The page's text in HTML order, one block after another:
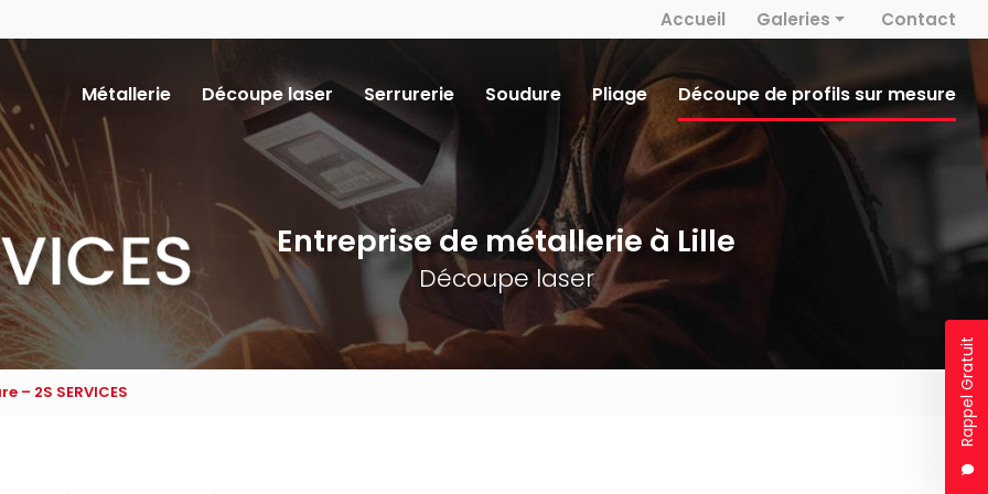
Rappel Gratuit
Accueil Galeries
Métallerie
Découpe laser
Serrurerie
Contact
Métallerie Découpe laser Serrurerie Soudure Pliage Découpe de profils sur mesure
Entreprise de métallerie à Lille
Découpe laser
– 2S SERVICES